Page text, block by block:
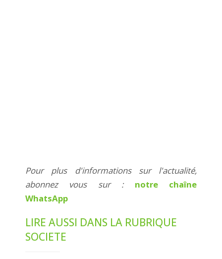
Pour plus d'informations sur l'actualité,
abonnez vous sur : notre chaîne
WhatsApp
LIRE AUSSI DANS LA RUBRIQUE
SOCIETE